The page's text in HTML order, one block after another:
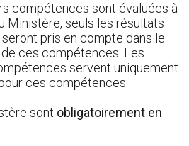
compétences sont évaluées à
Ministère, seuls les résultats
pris en compte dans le
ces compétences. Les
servent uniquement
ces compétences.
sont obligatoirement en